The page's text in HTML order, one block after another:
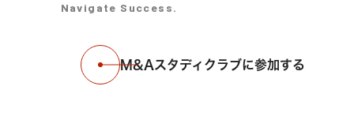
Navigate Success.
M&Aスタディクラブに参加する